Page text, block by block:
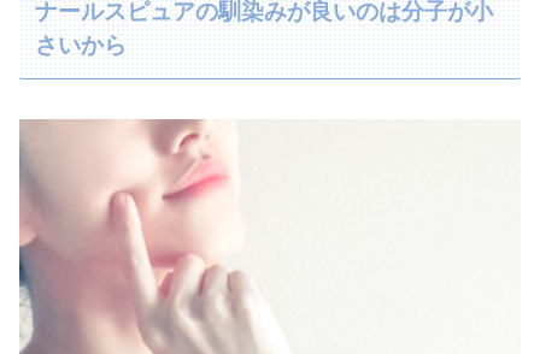
ナールスピュアの馴染みが良いのは分子が小
さいから